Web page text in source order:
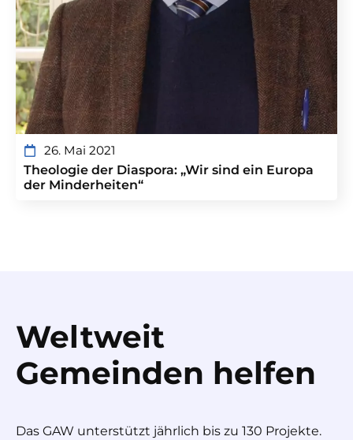
26. Mai 2021
Theologie der Diaspora: „Wir sind ein Europa
der Minderheiten“
Weltweit
Gemeinden helfen
Das GAW unterstützt jährlich bis zu 130 Projekte.